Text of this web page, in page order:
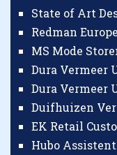
State of Art
Redman
MS Mode
Dura Vermeer
Dura Vermeer
Duifhuizen
EK Retail
Hubo